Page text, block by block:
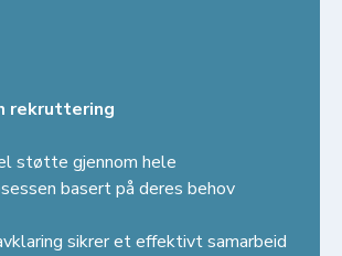
rekruttering
støtte gjennom hele
basert på deres behov
sikrer et effektivt samarbeid